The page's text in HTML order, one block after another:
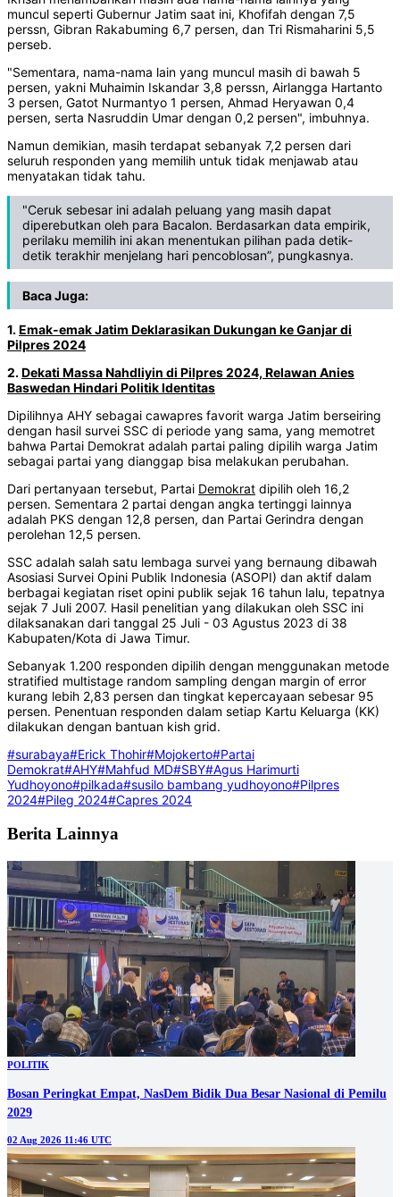
muncul seperti Gubernur Jatim saat ini, Khofifah dengan 7,5
perssn, Gibran Rakabuming 6,7 persen, dan Tri Rismaharini 5,5
perseb.
"Sementara, nama-nama lain yang muncul masih di bawah 5
persen, yakni Muhaimin Iskandar 3,8 perssn, Airlangga Hartanto
3 persen, Gatot Nurmantyo 1 persen, Ahmad Heryawan 0,4
persen, serta Nasruddin Umar dengan 0,2 persen", imbuhnya.
Namun demikian, masih terdapat sebanyak 7,2 persen dari
seluruh responden yang memilih untuk tidak menjawab atau
menyatakan tidak tahu.
"Ceruk sebesar ini adalah peluang yang masih dapat
diperebutkan oleh para Bacalon. Berdasarkan data empirik,
perilaku memilih ini akan menentukan pilihan pada detik-
detik terakhir menjelang hari pencoblosan”, pungkasnya.
Baca Juga:
1.Emak-emak Jatim Deklarasikan Dukungan ke Ganjar di
Pilpres 2024
2.Dekati Massa Nahdliyin di Pilpres 2024, Relawan Anies
Baswedan Hindari Politik Identitas
Dipilihnya AHY sebagai cawapres favorit warga Jatim berseiring
dengan hasil survei SSC di periode yang sama, yang memotret
bahwa Partai Demokrat adalah partai paling dipilih warga Jatim
sebagai partai yang dianggap bisa melakukan perubahan.
Dari pertanyaan tersebut, Partai Demokrat dipilih oleh 16,2
persen. Sementara 2 partai dengan angka tertinggi lainnya
adalah PKS dengan 12,8 persen, dan Partai Gerindra dengan
perolehan 12,5 persen.
SSC adalah salah satu lembaga survei yang bernaung dibawah
Asosiasi Survei Opini Publik Indonesia (ASOPI) dan aktif dalam
berbagai kegiatan riset opini publik sejak 16 tahun lalu, tepatnya
sejak 7 Juli 2007. Hasil penelitian yang dilakukan oleh SSC ini
dilaksanakan dari tanggal 25 Juli - 03 Agustus 2023 di 38
Kabupaten/Kota di Jawa Timur.
Sebanyak 1.200 responden dipilih dengan menggunakan metode
stratified multistage random sampling dengan margin of error
kurang lebih 2,83 persen dan tingkat kepercayaan sebesar 95
persen. Penentuan responden dalam setiap Kartu Keluarga (KK)
dilakukan dengan bantuan kish grid.
#surabaya#Erick Thohir#Mojokerto#Partai
Demokrat#AHY#Mahfud MD#SBY#Agus Harimurti
Yudhoyono#pilkada#susilo bambang yudhoyono#Pilpres
2024#Pileg 2024#Capres 2024
Berita Lainnya
POLITIK
Bosan Peringkat Empat, NasDem Bidik Dua Besar Nasional di Pemilu
2029
02 Aug 2026 11:46 UTC